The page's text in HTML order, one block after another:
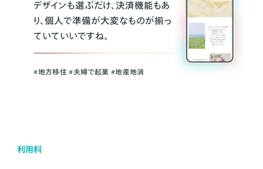
デザインも選ぶだけ、決済機能もあ
り、個人で準備が大変なものが揃っ
ていていいですね。
#地方移住 #夫婦で起業 #地産地消
利用料